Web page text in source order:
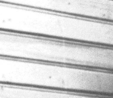
Экскурсия